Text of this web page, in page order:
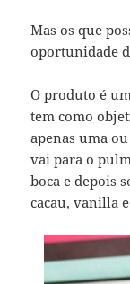
Mas os que
oportunidade
O produto é
tem como
apenas uma
vai para o
boca e depois
cacau, vanilla